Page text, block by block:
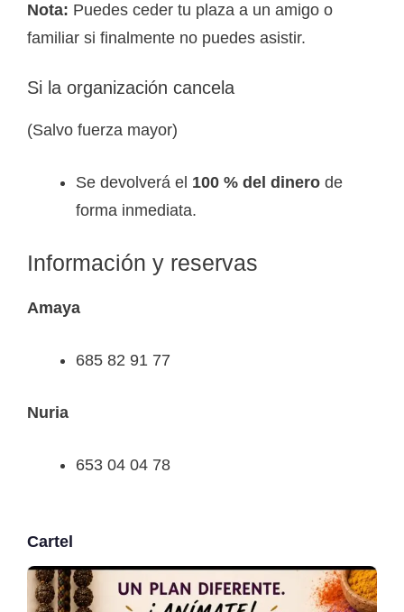
Nota: Puedes ceder tu plaza a un amigo o
familiar si finalmente no puedes asistir.
Si la organización cancela
(Salvo fuerza mayor)
Se devolverá el 100 % del dinero de
forma inmediata.
Información y reservas
Amaya
685 82 91 77
Nuria
653 04 04 78
Cartel